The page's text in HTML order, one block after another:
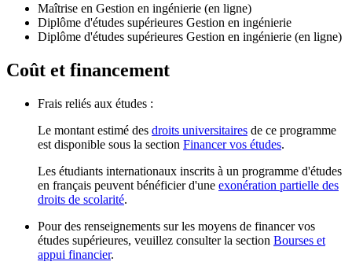
Maîtrise en Gestion en ingénierie (en ligne)
Diplôme d'études supérieures Gestion en ingénierie
Diplôme d'études supérieures Gestion en ingénierie (en ligne)
Coût et financement
Frais reliés aux études :
Le montant estimé des droits universitaires de ce programme
est disponible sous la section Financer vos études.
Les étudiants internationaux inscrits à un programme d'études
en français peuvent bénéficier d'une exonération partielle des
droits de scolarité.
Pour des renseignements sur les moyens de financer vos
études supérieures, veuillez consulter la section Bourses et
appui financier.